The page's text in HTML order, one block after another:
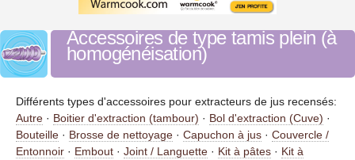
Accessoires de type tamis plein (à
homogénéisation)
Différents types d'accessoires pour extracteurs de jus recensés:
Autre · Boitier d'extraction (tambour) · Bol d'extraction (Cuve) ·
Bouteille · Brosse de nettoyage · Capuchon à jus · Couvercle /
Entonnoir · Embout · Joint / Languette · Kit à pâtes · Kit à